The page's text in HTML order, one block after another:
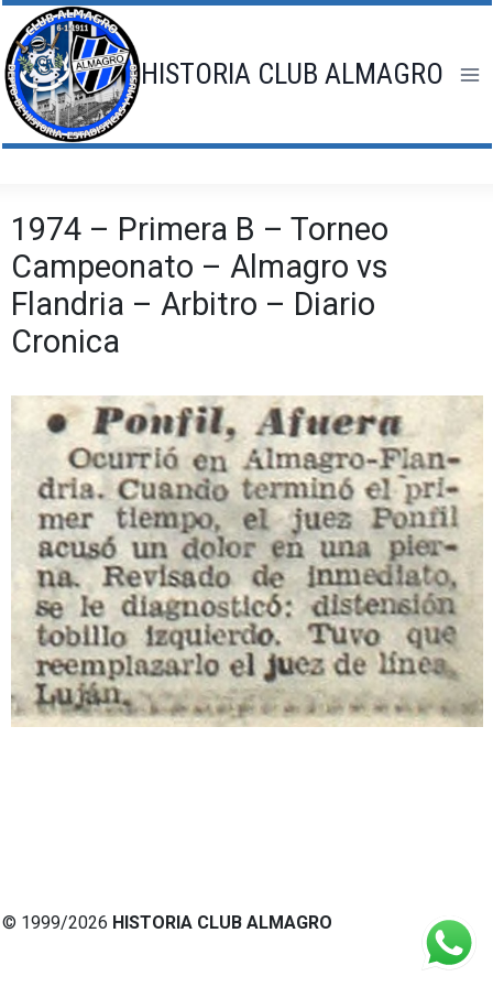
Saltar
al
contenido
HISTORIA CLUB ALMAGRO
1974 – Primera B – Torneo
Campeonato – Almagro vs
Flandria – Arbitro – Diario
Cronica
© 1999/2026 HISTORIA CLUB ALMAGRO